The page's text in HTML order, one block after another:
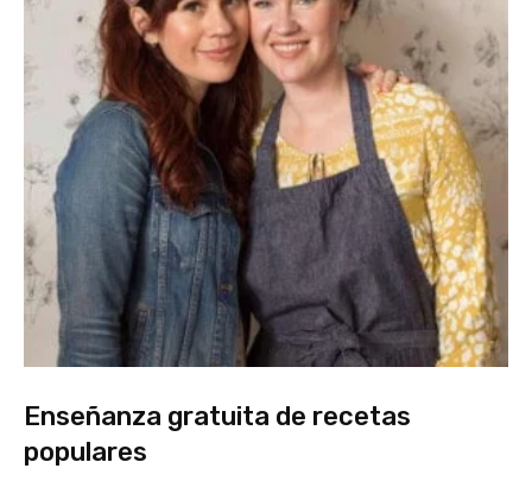
Enseñanza gratuita de recetas
populares